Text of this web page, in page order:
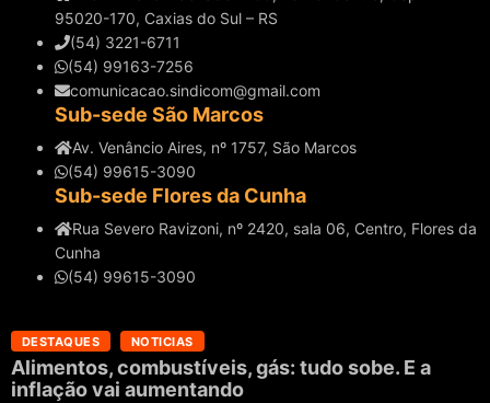
95020-170, Caxias do Sul – RS
(54) 3221-6711
(54) 99163-7256
comunicacao.sindicom@gmail.com
Sub-sede São Marcos
Av. Venâncio Aires, nº 1757, São Marcos
(54) 99615-3090
Sub-sede Flores da Cunha
Rua Severo Ravizoni, nº 2420, sala 06, Centro, Flores da
Cunha
(54) 99615-3090
DESTAQUES NOTICIAS
Alimentos, combustíveis, gás: tudo sobe. E a
inflação vai aumentando